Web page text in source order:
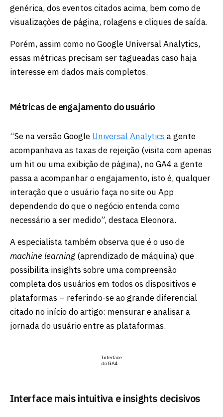
genérica, dos eventos citados acima, bem como de
visualizações de página, rolagens e cliques de saída.
Porém, assim como no Google Universal Analytics,
essas métricas precisam ser tagueadas caso haja
interesse em dados mais completos.
Métricas de engajamento do usuário
“Se na versão Google Universal Analytics a gente
acompanhava as taxas de rejeição (visita com apenas
um hit ou uma exibição de página), no GA4 a gente
passa a acompanhar o engajamento, isto é, qualquer
interação que o usuário faça no site ou App
dependendo do que o negócio entenda como
necessário a ser medido”, destaca Eleonora.
A especialista também observa que é o uso de
machine learning(aprendizado de máquina) que
possibilita insights sobre uma compreensão
completa dos usuários em todos os dispositivos e
plataformas – referindo-se ao grande diferencial
citado no início do artigo: mensurar e analisar a
jornada do usuário entre as plataformas.
Interface
do GA4
Interface mais intuitiva e insights decisivos